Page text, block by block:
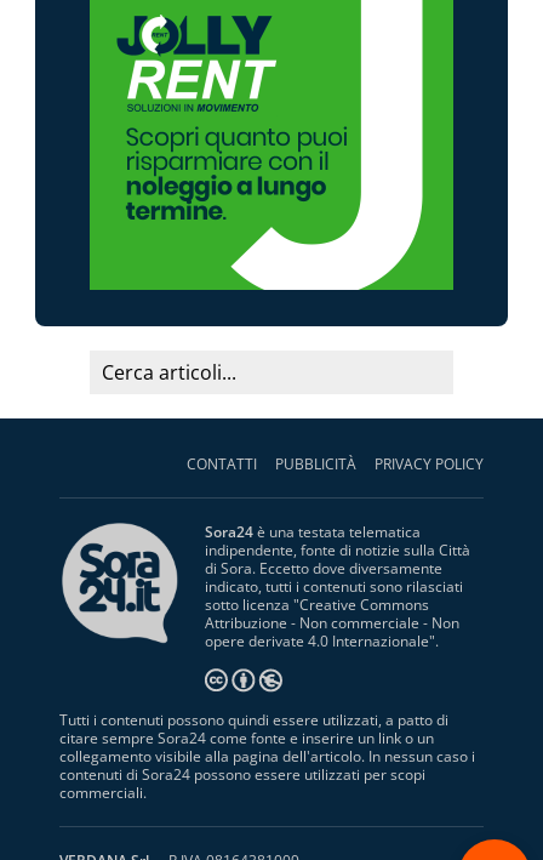
CONTATTI PUBBLICITÀ PRIVACY POLICY
Sora24è una testata telematica
indipendente, fonte di notizie sulla Città
di Sora. Eccetto dove diversamente
indicato, tutti i contenuti sono rilasciati
sotto licenza "Creative Commons
Attribuzione - Non commerciale - Non
opere derivate 4.0 Internazionale".
Tutti i contenuti possono quindi essere utilizzati, a patto di
citare sempre Sora24 come fonte e inserire un link o un
collegamento visibile alla pagina dell'articolo. In nessun caso i
contenuti di Sora24 possono essere utilizzati per scopi
commerciali.